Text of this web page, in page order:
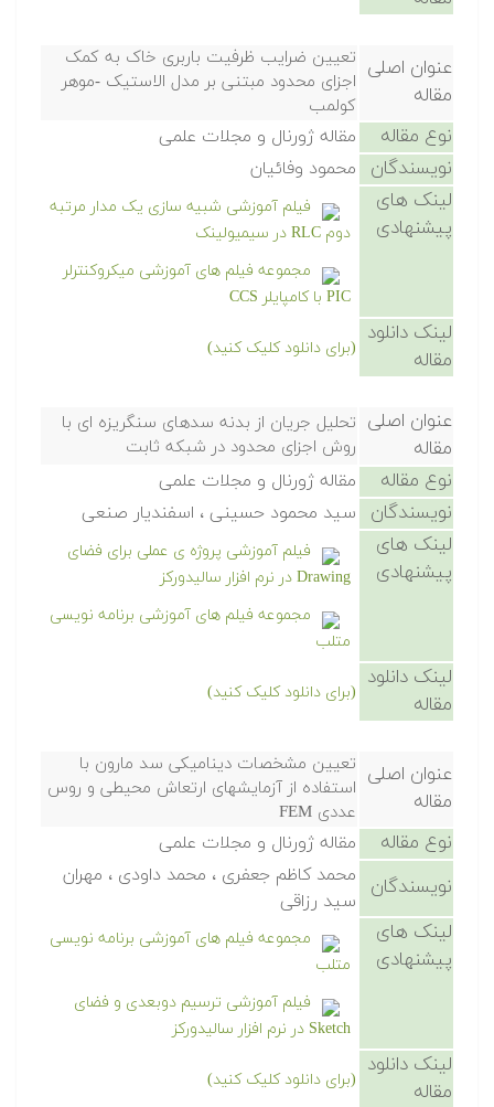
عنوان اصلی
مقاله
تعیین ضرایب ظرفیت باربری خاک به کمک
اجزای محدود مبتنی بر مدل الاستیک -موهر
کولمب
نوع مقاله مقاله ژورنال و مجلات علمی
نویسندگان محمود وفائیان
لینک های
پیشنهادی
فیلم آموزشی شبیه سازی یک مدار مرتبه
دوم RLC در سیمیولینک
مجموعه فیلم های آموزشی میکروکنترلر
PIC با کامپایلر CCS
لینک دانلود
مقاله
(برای دانلود کلیک کنید)
عنوان اصلی
مقاله
تحلیل جریان از بدنه سدهای سنگریزه ای با
روش اجزای محدود در شبکه ثابت
نوع مقاله مقاله ژورنال و مجلات علمی
نویسندگان سید محمود حسینی ، اسفندیار صنعی
لینک های
پیشنهادی
فیلم آموزشی پروژه ی عملی برای فضای
Drawing در نرم افزار سالیدورکز
مجموعه فیلم های آموزشی برنامه نویسی
متلب
لینک دانلود
مقاله
(برای دانلود کلیک کنید)
عنوان اصلی
مقاله
تعیین مشخصات دینامیکی سد مارون با
استفاده از آزمایشهای ارتعاش محیطی و روس
عددی FEM
نوع مقاله مقاله ژورنال و مجلات علمی
نویسندگان
محمد کاظم جعفری ، محمد داودی ، مهران
سید رزاقی
لینک های
پیشنهادی
مجموعه فیلم های آموزشی برنامه نویسی
متلب
فیلم آموزشی ترسیم دوبعدی و فضای
Sketch در نرم افزار سالیدورکز
لینک دانلود
مقاله
(برای دانلود کلیک کنید)